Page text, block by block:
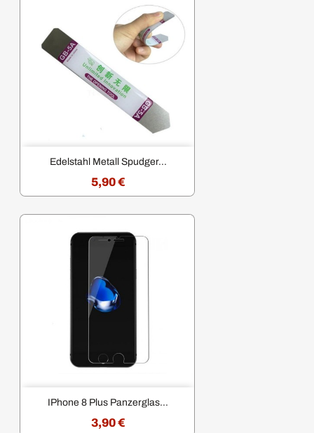
Edelstahl Metall Spudger...
5,90 €
IPhone 8 Plus Panzerglas...
3,90 €